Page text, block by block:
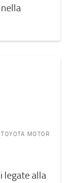
MOTOR
legate alla